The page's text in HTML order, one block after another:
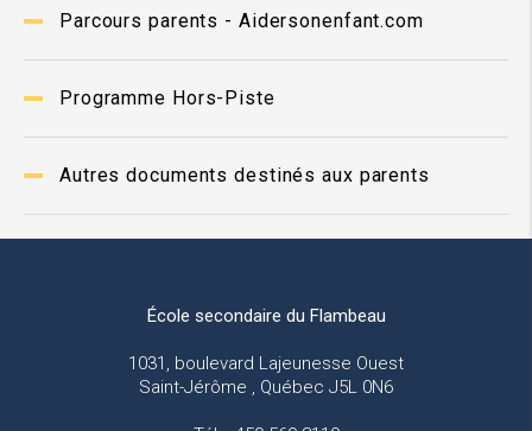
Parcours parents - Aidersonenfant.com
Programme Hors-Piste
Autres documents destinés aux parents
École secondaire du Flambeau
1031, boulevard Lajeunesse Ouest
Saint-Jérôme , Québec J5L 0N6